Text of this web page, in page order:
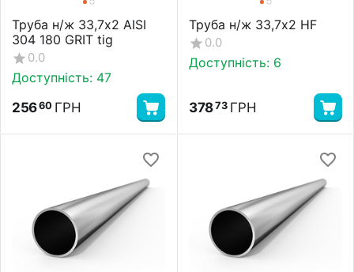
Труба н/ж 33,7х2 AISI
304 180 GRIT tig
0.0
Доступність: 47
25660 ГРН
Труба н/ж 33,7х2 HF
0.0
Доступність: 6
37873 ГРН